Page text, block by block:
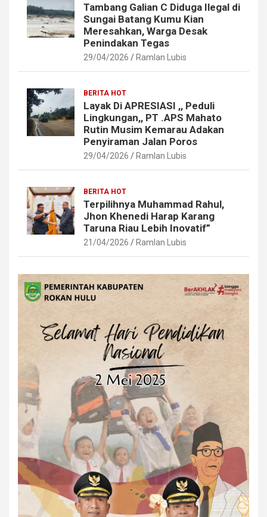
Tambang Galian C Diduga Ilegal di
Sungai Batang Kumu Kian
Meresahkan, Warga Desak
Penindakan Tegas
29/04/2026 Ramlan Lubis
BERITA HOT
Layak Di APRESIASI ,, Peduli
Lingkungan,, PT .APS Mahato
Rutin Musim Kemarau Adakan
Penyiraman Jalan Poros
29/04/2026 Ramlan Lubis
BERITA HOT
Terpilihnya Muhammad Rahul,
Jhon Khenedi Harap Karang
Taruna Riau Lebih Inovatif”
21/04/2026 Ramlan Lubis